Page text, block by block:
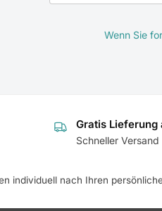
Wenn Sie
Gratis Lieferung
Schneller Versand
individuell nach Ihren